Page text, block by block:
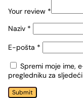
Your review *
Naziv *
E-pošta *
Spremi moje ime,
pregledniku za
Submit